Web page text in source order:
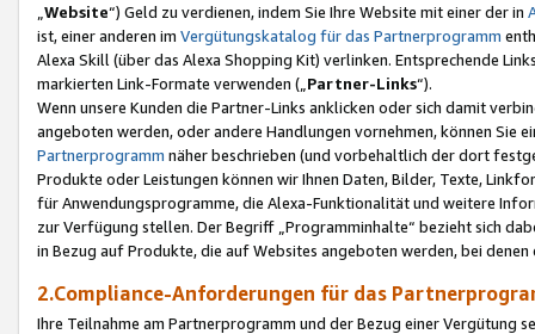
Website“) Geld zu verdienen, indem Sie Ihre Website mit einer der in
ist, einer anderen im Vergütungskatalog für das Partnerprogramm
Alexa Skill (über das Alexa Shopping Kit) verlinken. Entsprechende
markierten Link-Formate verwenden („ Partner-Links“).
Wenn unsere Kunden die Partner-Links anklicken oder sich damit
angeboten werden, oder andere Handlungen vornehmen, können Sie
Partnerprogramm näher beschrieben (und vorbehaltlich der dort
Produkte oder Leistungen können wir Ihnen Daten, Bilder, Texte,
für Anwendungsprogramme, die Alexa-Funktionalität und weitere
zur Verfügung stellen. Der Begriff „Programminhalte“ bezieht sich
in Bezug auf Produkte, die auf Websites angeboten werden, bei
2.Compliance-Anforderungen für das
Ihre Teilnahme am Partnerprogramm und der Bezug einer Vergütung